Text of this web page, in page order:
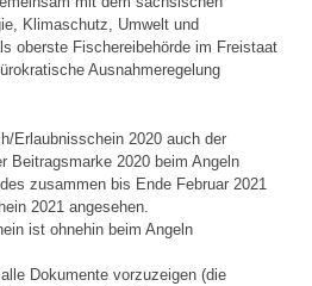
Klimaschutz, Umwelt und
oberste Fischereibehörde im Freistaat
Ausnahmeregelung
Erlaubnisschein 2020 auch der
Beitragsmarke 2020 beim Angeln
zusammen bis Ende Februar 2021
2021 angesehen.
ist ohnehin beim Angeln
Dokumente vorzuzeigen (die